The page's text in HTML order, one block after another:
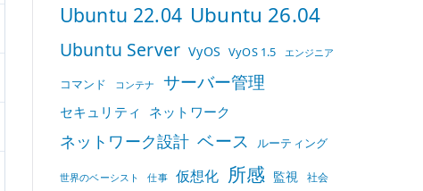
Ubuntu 22.04 Ubuntu 26.04
Ubuntu Server VyOS VyOS 1.5 エンジニア
コマンド コンテナ サーバー管理
セキュリティ ネットワーク
ネットワーク設計 ベース ルーティング
世界のベーシスト 仕事 仮想化 所感 監視 社会